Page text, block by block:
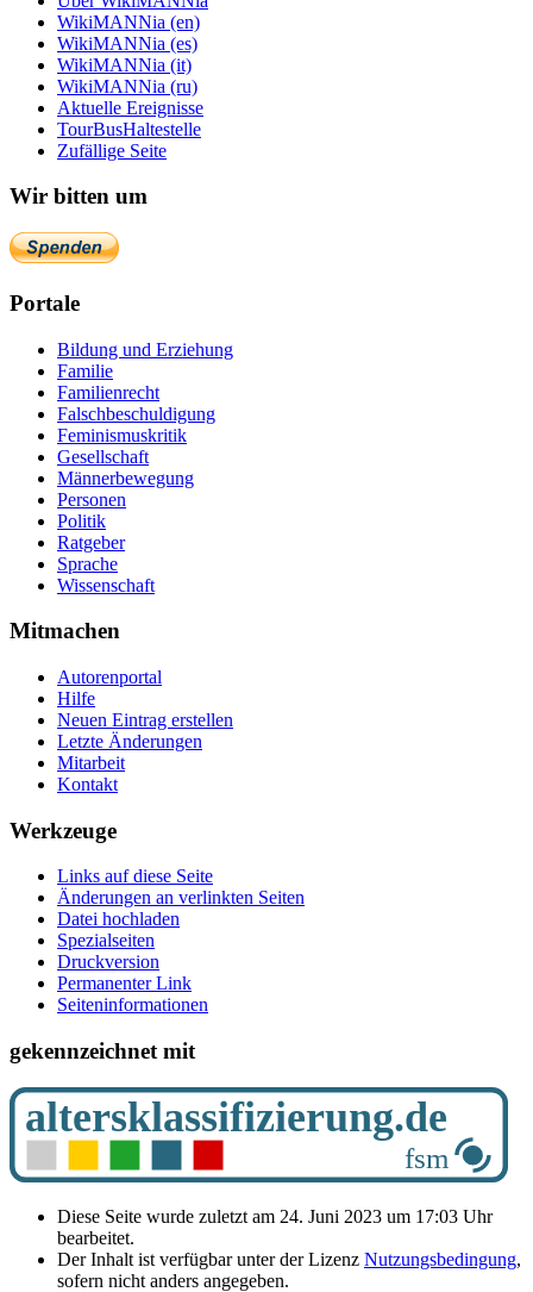
WikiMANNia (en)
WikiMANNia (es)
WikiMANNia (it)
WikiMANNia (ru)
Aktuelle Ereignisse
TourBusHaltestelle
Zufällige Seite
Wir bitten um
Portale
Bildung und Erziehung
Familie
Familienrecht
Falschbeschuldigung
Feminismuskritik
Gesellschaft
Männerbewegung
Personen
Politik
Ratgeber
Sprache
Wissenschaft
Mitmachen
Autorenportal
Hilfe
Neuen Eintrag erstellen
Letzte Änderungen
Mitarbeit
Kontakt
Werkzeuge
Links auf diese Seite
Änderungen an verlinkten Seiten
Datei hochladen
Spezialseiten
Druckversion
Permanenter Link
Seiten­­informationen
gekennzeichnet mit
Diese Seite wurde zuletzt am 24. Juni 2023 um 17:03 Uhr
bearbeitet.
Der Inhalt ist verfügbar unter der Lizenz Nutzungsbedingung,
sofern nicht anders angegeben.